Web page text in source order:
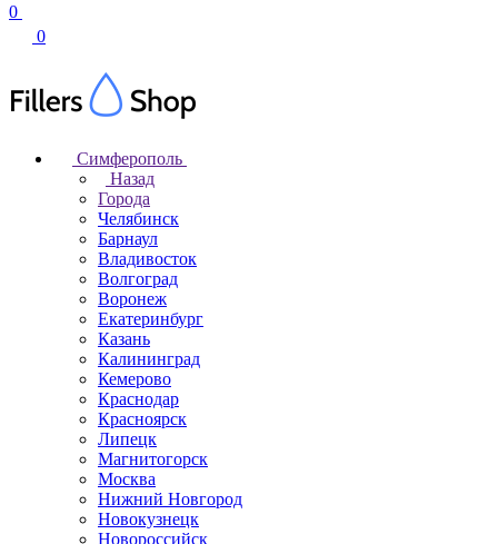
0
0
Симферополь
Назад
Города
Челябинск
Барнаул
Владивосток
Волгоград
Воронеж
Екатеринбург
Казань
Калининград
Кемерово
Краснодар
Красноярск
Липецк
Магнитогорск
Москва
Нижний Новгород
Новокузнецк
Новороссийск